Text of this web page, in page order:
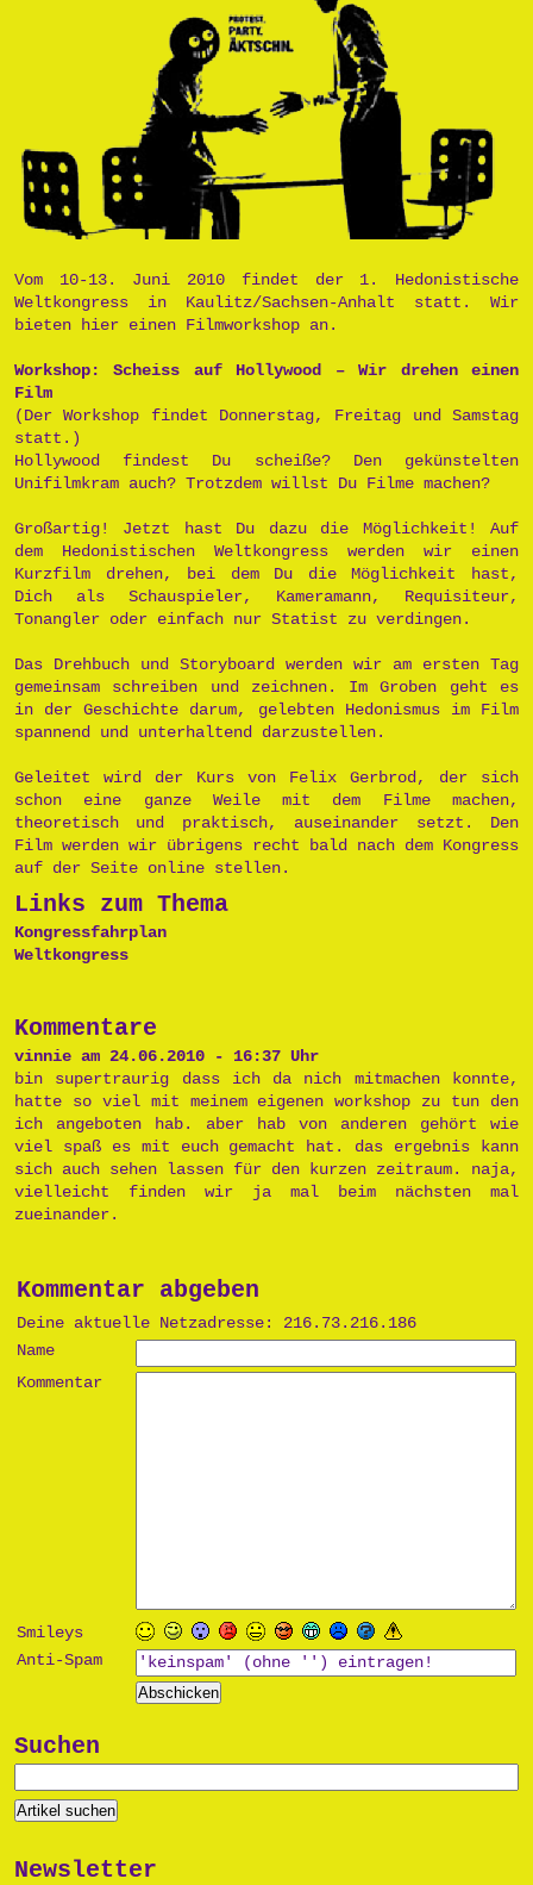
Vom 10-13. Juni 2010 findet der 1. Hedonistische
Weltkongress in Kaulitz/Sachsen-Anhalt statt. Wir
bieten hier einen Filmworkshop an.
Workshop: Scheiss auf Hollywood – Wir drehen einen
Film
(Der Workshop findet Donnerstag, Freitag und Samstag
statt.)
Hollywood findest Du scheiße? Den gekünstelten
Unifilmkram auch? Trotzdem willst Du Filme machen?
Großartig! Jetzt hast Du dazu die Möglichkeit! Auf
dem Hedonistischen Weltkongress werden wir einen
Kurzfilm drehen, bei dem Du die Möglichkeit hast,
Dich als Schauspieler, Kameramann, Requisiteur,
Tonangler oder einfach nur Statist zu verdingen.
Das Drehbuch und Storyboard werden wir am ersten Tag
gemeinsam schreiben und zeichnen. Im Groben geht es
in der Geschichte darum, gelebten Hedonismus im Film
spannend und unterhaltend darzustellen.
Geleitet wird der Kurs von Felix Gerbrod, der sich
schon eine ganze Weile mit dem Filme machen,
theoretisch und praktisch, auseinander setzt. Den
Film werden wir übrigens recht bald nach dem Kongress
auf der Seite online stellen.
Links zum Thema
Kongressfahrplan
Weltkongress
Kommentare
vinnie am 24.06.2010 - 16:37 Uhr
bin supertraurig dass ich da nich mitmachen konnte,
hatte so viel mit meinem eigenen workshop zu tun den
ich angeboten hab. aber hab von anderen gehört wie
viel spaß es mit euch gemacht hat. das ergebnis kann
sich auch sehen lassen für den kurzen zeitraum. naja,
vielleicht finden wir ja mal beim nächsten mal
zueinander.
Kommentar abgeben
Deine aktuelle Netzadresse: 216.73.216.186
Name
Kommentar
Smileys
Anti-Spam
Suchen
Newsletter